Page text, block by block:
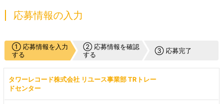
応募情報の入力
① 応募情報を入力
する
② 応募情報を確認
する
③ 応募完了
タワーレコード株式会社 リユース事業部 TRトレー
ドセンター